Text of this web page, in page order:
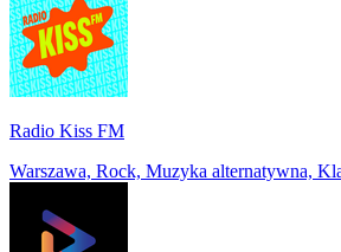
Radio Kiss FM
Warszawa, Rock, Muzyka alternatywna,